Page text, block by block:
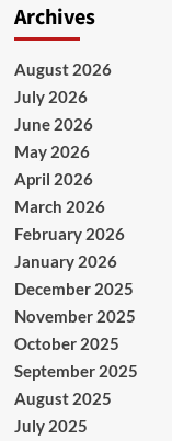
Archives
August 2026
July 2026
June 2026
May 2026
April 2026
March 2026
February 2026
January 2026
December 2025
November 2025
October 2025
September 2025
August 2025
July 2025